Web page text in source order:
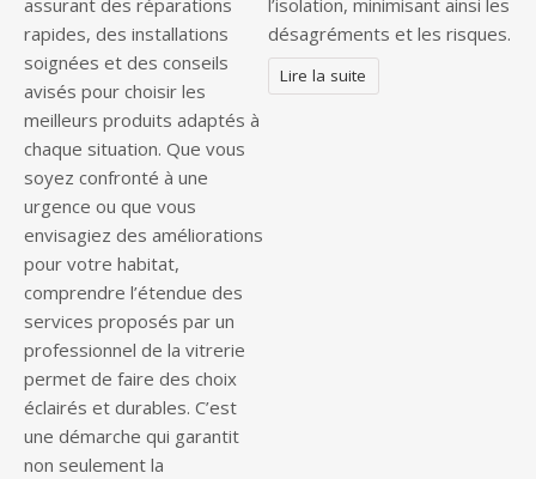
assurant des réparations
rapides, des installations
soignées et des conseils
avisés pour choisir les
meilleurs produits adaptés à
chaque situation. Que vous
soyez confronté à une
urgence ou que vous
envisagiez des améliorations
pour votre habitat,
comprendre l’étendue des
services proposés par un
professionnel de la vitrerie
permet de faire des choix
éclairés et durables. C’est
une démarche qui garantit
non seulement la
l’isolation, minimisant ainsi les
désagréments et les risques.
Lire la suite